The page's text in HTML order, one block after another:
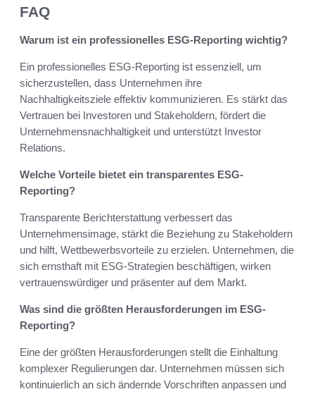
FAQ
Warum ist ein professionelles ESG-Reporting wichtig?
Ein professionelles ESG-Reporting ist essenziell, um
sicherzustellen, dass Unternehmen ihre
Nachhaltigkeitsziele effektiv kommunizieren. Es stärkt das
Vertrauen bei Investoren und Stakeholdern, fördert die
Unternehmensnachhaltigkeit und unterstützt Investor
Relations.
Welche Vorteile bietet ein transparentes ESG-
Reporting?
Transparente Berichterstattung verbessert das
Unternehmensimage, stärkt die Beziehung zu Stakeholdern
und hilft, Wettbewerbsvorteile zu erzielen. Unternehmen, die
sich ernsthaft mit ESG-Strategien beschäftigen, wirken
vertrauenswürdiger und präsenter auf dem Markt.
Was sind die größten Herausforderungen im ESG-
Reporting?
Eine der größten Herausforderungen stellt die Einhaltung
komplexer Regulierungen dar. Unternehmen müssen sich
kontinuierlich an sich ändernde Vorschriften anpassen und